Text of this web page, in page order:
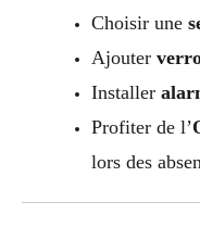
Choisir une
Ajouter
Installer
Profiter de l’
lors des